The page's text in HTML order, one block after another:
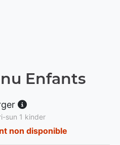
Enfants
sun 1 kinder
non disponible